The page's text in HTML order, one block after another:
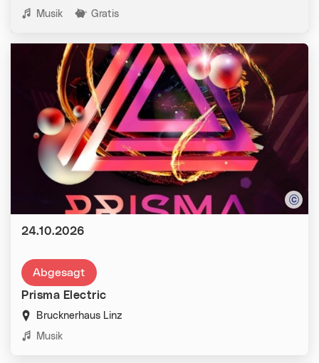
Kategorien:
Musik Gratis
Abgesagt
Prisma Electric
Brucknerhaus Linz
Kategorien:
Musik
Datum:
24.10.2026